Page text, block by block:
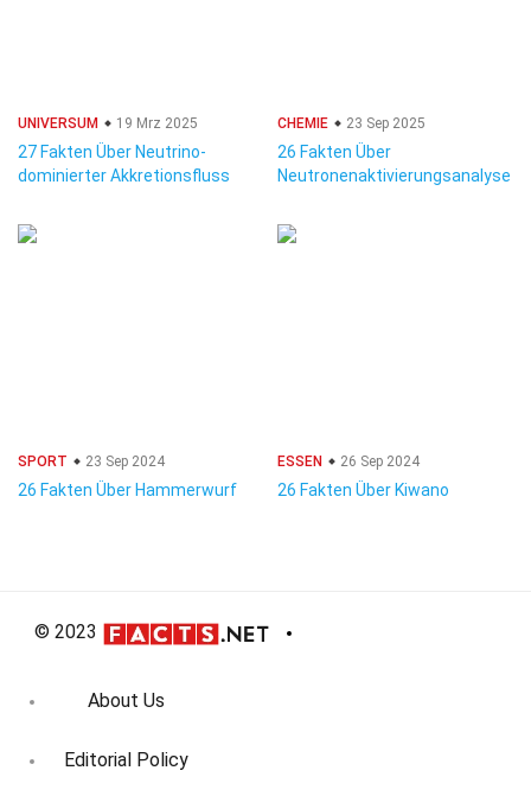
UNIVERSUM 19 Mrz 2025
27 Fakten Über Neutrino-
dominierter Akkretionsfluss
CHEMIE 23 Sep 2025
26 Fakten Über
Neutronenaktivierungsanalyse
SPORT 23 Sep 2024
26 Fakten Über Hammerwurf
ESSEN 26 Sep 2024
26 Fakten Über Kiwano
© 2023
About Us
Editorial Policy